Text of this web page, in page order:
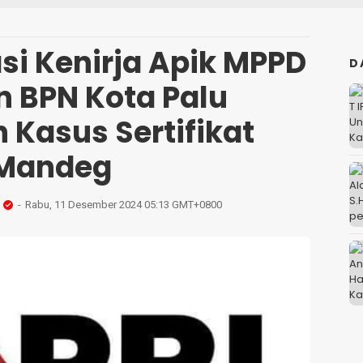
Kenirja Apik MPPD
BPN Kota Palu
Kasus Sertifikat
Rabu, 11 Desember 2024 05:13 GMT+0800